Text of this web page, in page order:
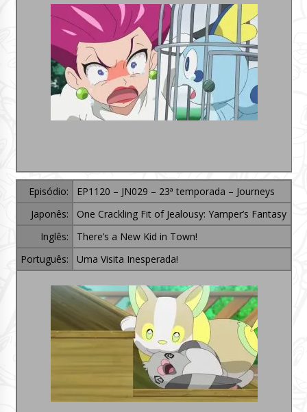
Episódio:
EP1120 – JN029 – 23ª temporada – Journeys
Japonês:
One Crackling Fit of Jealousy: Yamper’s Fantasy
Inglês:
There’s a New Kid in Town!
Português:
Uma Visita Inesperada!